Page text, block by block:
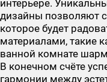
интерьере.
дизайны позволяют
которое будет
материалами, такие
ванной комнате
В конечном счёте
гармонии между